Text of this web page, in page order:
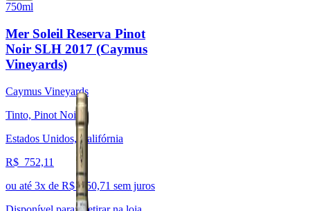
750ml
Mer Soleil Reserva Pinot
Noir SLH 2017 (Caymus
Vineyards)
Caymus Vineyards
Tinto, Pinot Noir
Estados Unidos, Califórnia
R$ 752,11
ou até 3x de R$ 250,71 sem juros